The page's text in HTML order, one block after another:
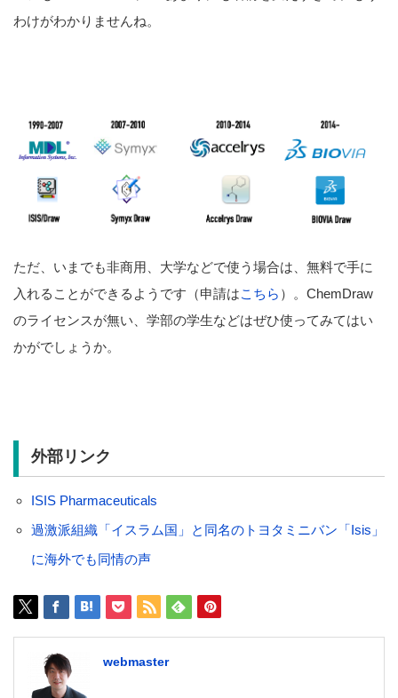
わけがわかりませんね。
ただ、いまでも非商用、大学などで使う場合は、無料で手に
入れることができるようです（申請はこちら ）。ChemDraw
のライセンスが無い、学部の学生などはぜひ使ってみてはい
かがでしょうか。
外部リンク
ISIS Pharmaceuticals
過激派組織「イスラム国」と同名のトヨタミニバン「Isis」
に海外でも同情の声
webmaster